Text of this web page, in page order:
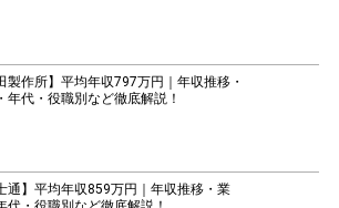
製作所】平均年収797万円｜年収推移・
年代・役職別など徹底解説！
通】平均年収859万円｜年収推移・業